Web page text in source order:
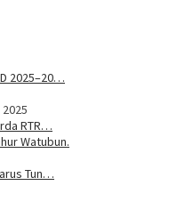
2025–20…
RTR…
Tun…